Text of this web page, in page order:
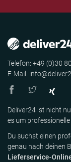
Telefon: +49 (0)30
E-Mail:
Deliver24 ist nicht
es um
Du suchst einen
genau nach deinen
Lieferservice-